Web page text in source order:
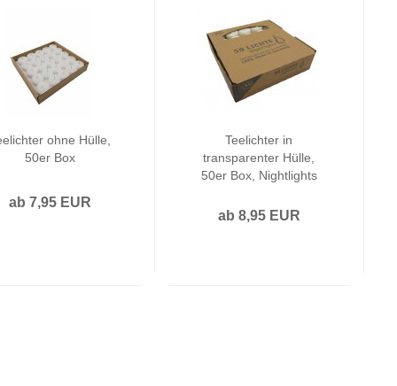
Kerzenparadies Jess
ohne Hülle,
50er Box
ab 7,95 EUR
Teelichter in
transparenter Hülle,
50er Box, Nightlights
ab 8,95 EUR